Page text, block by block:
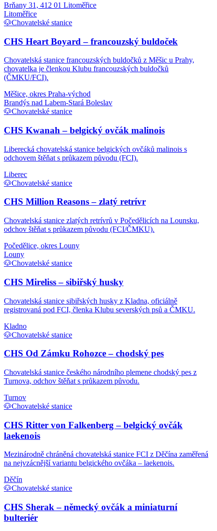
Brňany 31, 412 01 Litoměřice
Litoměřice
🐶Chovatelské stanice
CHS Heart Boyard – francouzský buldoček
Chovatelská stanice francouzských buldočků z Měšic u Prahy,
chovatelka je členkou Klubu francouzských buldočků
(ČMKU/FCI).
Měšice, okres Praha-východ
Brandýs nad Labem-Stará Boleslav
🐶Chovatelské stanice
CHS Kwanah – belgický ovčák malinois
Liberecká chovatelská stanice belgických ovčáků malinois s
odchovem štěňat s průkazem původu (FCI).
Liberec
🐶Chovatelské stanice
CHS Million Reasons – zlatý retrívr
Chovatelská stanice zlatých retrívrů v Počedělicích na Lounsku,
odchov štěňat s průkazem původu (FCI/ČMKU).
Počedělice, okres Louny
Louny
🐶Chovatelské stanice
CHS Mireliss – sibiřský husky
Chovatelská stanice sibiřských husky z Kladna, oficiálně
registrovaná pod FCI, členka Klubu severských psů a ČMKU.
Kladno
🐶Chovatelské stanice
CHS Od Zámku Rohozce – chodský pes
Chovatelská stanice českého národního plemene chodský pes z
Turnova, odchov štěňat s průkazem původu.
Turnov
🐶Chovatelské stanice
CHS Ritter von Falkenberg – belgický ovčák
laekenois
Mezinárodně chráněná chovatelská stanice FCI z Děčína zaměřená
na nejvzácnější variantu belgického ovčáka – laekenois.
Děčín
🐶Chovatelské stanice
CHS Sherak – německý ovčák a miniaturní
bulteriér